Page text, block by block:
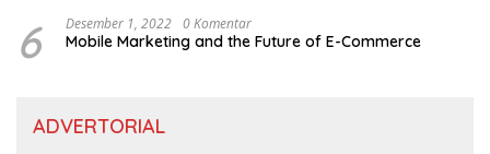
6 Desember 1, 2022 0 Komentar
Mobile Marketing and the Future of E-Commerce
ADVERTORIAL